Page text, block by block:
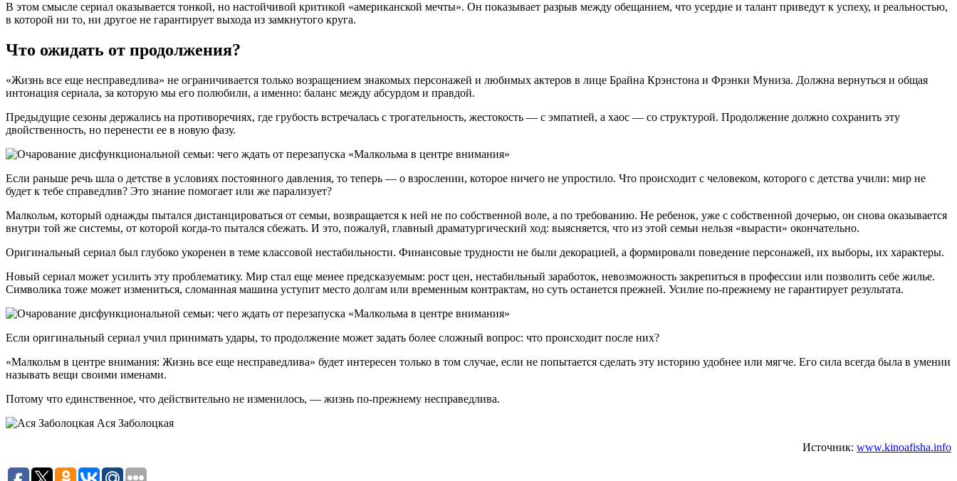
В этом смысле сериал оказывается тонкой, но настойчивой критикой «американской мечты». Он показывает разрыв между обещанием, что усердие и талант приведут к успеху, и реальностью,
в которой ни то, ни другое не гарантирует выхода из замкнутого круга.
Что ожидать от продолжения?
«Жизнь все еще несправедлива» не ограничивается только возращением знакомых персонажей и любимых актеров в лице Брайна Крэнстона и Фрэнки Муниза. Должна вернуться и общая
интонация сериала, за которую мы его полюбили, а именно: баланс между абсурдом и правдой.
Предыдущие сезоны держались на противоречиях, где грубость встречалась с трогательность, жестокость — с эмпатией, а хаос — со структурой. Продолжение должно сохранить эту
двойственность, но перенести ее в новую фазу.
Если раньше речь шла о детстве в условиях постоянного давления, то теперь — о взрослении, которое ничего не упростило. Что происходит с человеком, которого с детства учили: мир не
будет к тебе справедлив? Это знание помогает или же парализует?
Малкольм, который однажды пытался дистанцироваться от семьи, возвращается к ней не по собственной воле, а по требованию. Не ребенок, уже с собственной дочерью, он снова оказывается
внутри той же системы, от которой когда-то пытался сбежать. И это, пожалуй, главный драматургический ход: выясняется, что из этой семьи нельзя «вырасти» окончательно.
Оригинальный сериал был глубоко укоренен в теме классовой нестабильности. Финансовые трудности не были декорацией, а формировали поведение персонажей, их выборы, их характеры.
Новый сериал может усилить эту проблематику. Мир стал еще менее предсказуемым: рост цен, нестабильный заработок, невозможность закрепиться в профессии или позволить себе жилье.
Символика тоже может измениться, сломанная машина уступит место долгам или временным контрактам, но суть останется прежней. Усилие по-прежнему не гарантирует результата.
Если оригинальный сериал учил принимать удары, то продолжение может задать более сложный вопрос: что происходит после них?
«Малкольм в центре внимания: Жизнь все еще несправедлива» будет интересен только в том случае, если не попытается сделать эту историю удобнее или мягче. Его сила всегда была в умении
называть вещи своими именами.
Потому что единственное, что действительно не изменилось, — жизнь по-прежнему несправедлива.
Ася Заболоцкая
Источник: www.kinoafisha.info